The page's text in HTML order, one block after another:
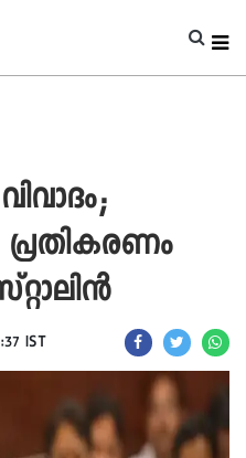
പ്രതികരണം
IST